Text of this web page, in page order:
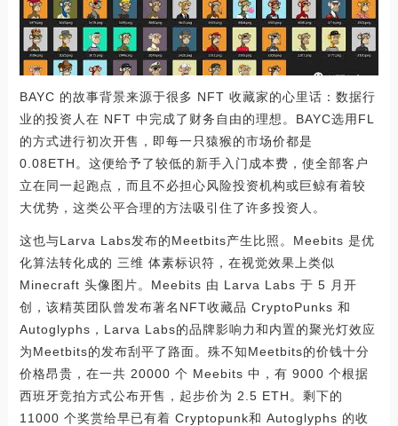
BAYC 的故事背景来源于很多 NFT 收藏家的心里话：数据行
业的投资人在 NFT 中完成了财务自由的理想。BAYC选用FL
的方式进行初次开售，即每一只猿猴的市场价都是
0.08ETH。这便给予了较低的新手入门成本费，使全部客户
立在同一起跑点，而且不必担心风险投资机构或巨鲸有着较
大优势，这类公平合理的方法吸引住了许多投资人。
这也与Larva Labs发布的Meetbits产生比照。Meebits 是优
化算法转化成的 三维 体素标识符，在视觉效果上类似
Minecraft 头像图片。Meebits 由 Larva Labs 于 5 月开
创，该精英团队曾发布著名NFT收藏品 CryptoPunks 和
Autoglyphs，Larva Labs的品牌影响力和内置的聚光灯效应
为Meetbits的发布刮平了路面。殊不知Meetbits的价钱十分
价格昂贵，在一共 20000 个 Meebits 中，有 9000 个根据
西班牙竞拍方式公布开售，起步价为 2.5 ETH。剩下的
11000 个奖赏给早已有着 Cryptopunk和 Autoglyphs 的收